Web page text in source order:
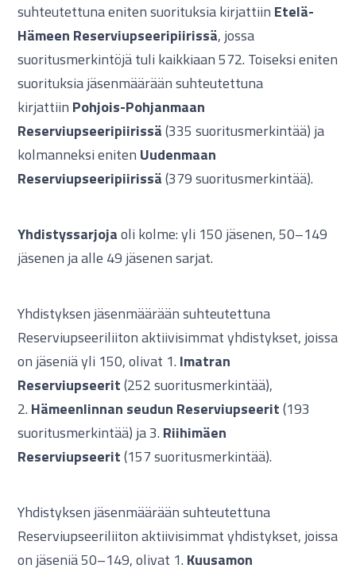
suhteutettuna eniten suorituksia kirjattiin Etelä-
Hämeen Reserviupseeripiirissä, jossa
suoritusmerkintöjä tuli kaikkiaan 572. Toiseksi eniten
suorituksia jäsenmäärään suhteutettuna
kirjattiin Pohjois-Pohjanmaan
Reserviupseeripiirissä(335 suoritusmerkintää) ja
kolmanneksi eniten Uudenmaan
Reserviupseeripiirissä(379 suoritusmerkintää).
Yhdistyssarjojaoli kolme: yli 150 jäsenen, 50–149
jäsenen ja alle 49 jäsenen sarjat.
Yhdistyksen jäsenmäärään suhteutettuna
Reserviupseeriliiton aktiivisimmat yhdistykset, joissa
on jäseniä yli 150, olivat 1. Imatran
Reserviupseerit(252 suoritusmerkintää),
2. Hämeenlinnan seudun Reserviupseerit(193
suoritusmerkintää) ja 3. Riihimäen
Reserviupseerit(157 suoritusmerkintää).
Yhdistyksen jäsenmäärään suhteutettuna
Reserviupseeriliiton aktiivisimmat yhdistykset, joissa
on jäseniä 50–149, olivat 1. Kuusamon